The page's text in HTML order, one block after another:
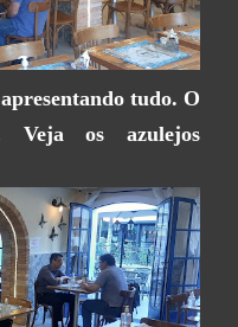
tudo. O
Veja os azulejos